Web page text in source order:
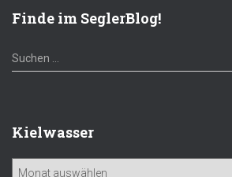
Finde im SeglerBlog!
S
u
n
n
Suchen …
Kielwasser